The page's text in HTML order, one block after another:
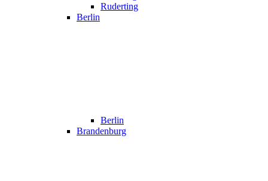
Ruderting
Berlin
Berlin
Brandenburg